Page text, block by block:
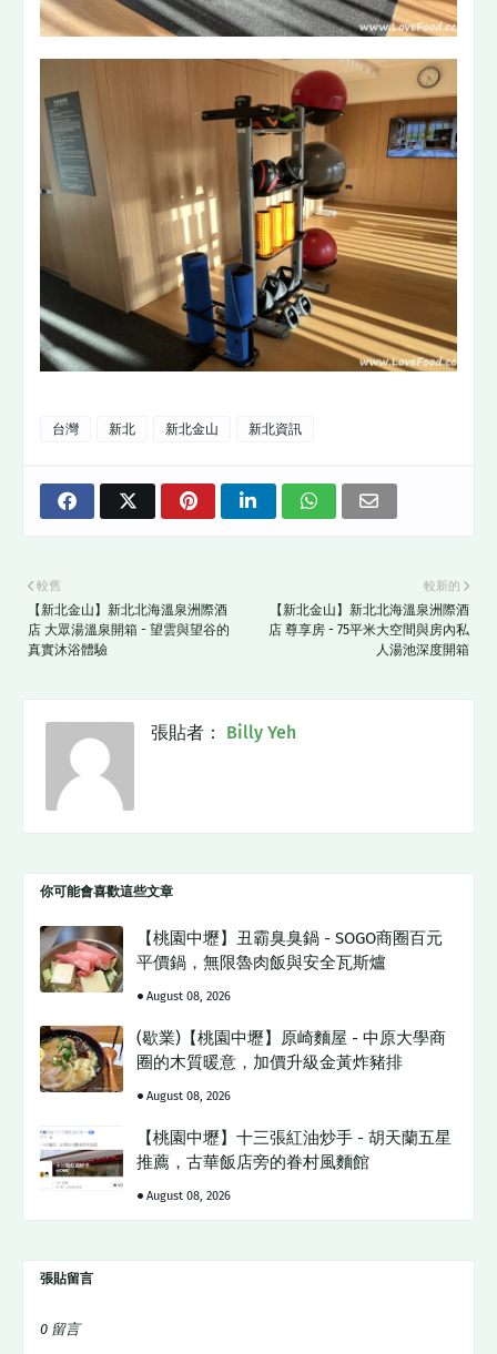
台灣 新北 新北金山 新北資訊
較新的
【新北金山】新北北海溫泉洲際酒
店 尊享房 - 75平米大空間與房內私
人湯池深度開箱
較舊
【新北金山】新北北海溫泉洲際酒
店 大眾湯溫泉開箱 - 望雲與望谷的
真實沐浴體驗
張貼者： Billy Yeh
你可能會喜歡這些文章
【桃園中壢】丑霸臭臭鍋 - SOGO商圈百元
平價鍋，無限魯肉飯與安全瓦斯爐
August 08, 2026
(歇業)【桃園中壢】原崎麵屋 - 中原大學商
圈的木質暖意，加價升級金黃炸豬排
August 08, 2026
【桃園中壢】十三張紅油炒手 - 胡天蘭五星
推薦，古華飯店旁的眷村風麵館
August 08, 2026
張貼留言
0 留言